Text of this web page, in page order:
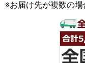
※お届け先が複数の場